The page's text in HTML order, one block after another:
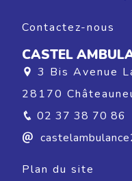
Contactez-nous
CASTEL
3 Bis Avenue
28170
02 37 38 70 86
Plan du site